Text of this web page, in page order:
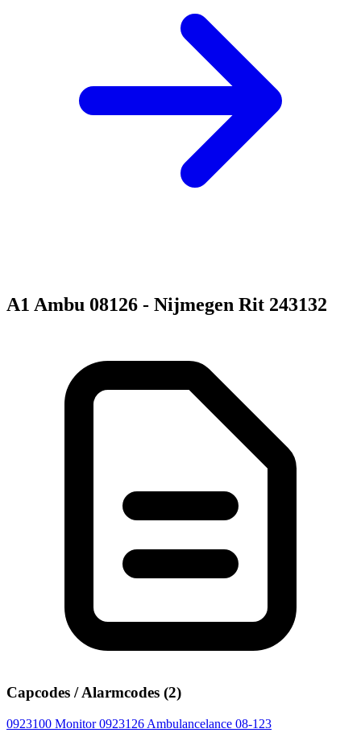
A1 Ambu 08126 - Nijmegen Rit 243132
Capcodes / Alarmcodes (2)
0923100 Monitor 0923126 Ambulancelance 08-123